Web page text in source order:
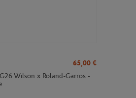
65,00 €
Wilson x Roland-Garros -